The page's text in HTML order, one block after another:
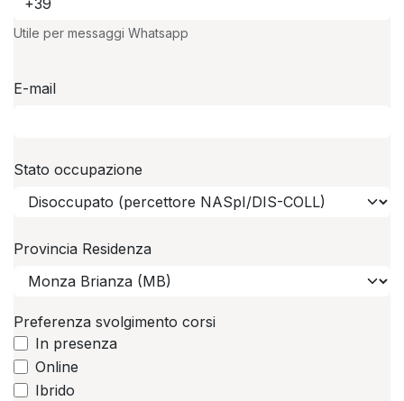
Utile per messaggi Whatsapp
E-mail
Stato occupazione
Provincia Residenza
Preferenza svolgimento corsi
In presenza
Online
Ibrido